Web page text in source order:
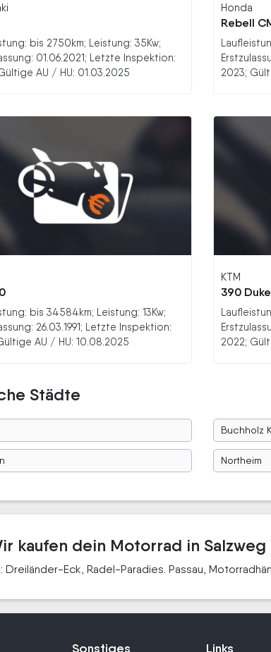
bis 2750km; Leistung: 35Kw;
01.06.2021; Letzte Inspektion:
AU / HU: 01.03.2025
Honda
Rebell
2023;
bis 34584km; Leistung: 13Kw;
26.03.1991; Letzte Inspektion:
AU / HU: 10.08.2025
KTM
390 Duke
2022;
Städte
Buchholz
Northeim
kaufen dein Motorrad in
Dreiländer-Eck, Radel-Paradies. Passau,
Sonstiges Links